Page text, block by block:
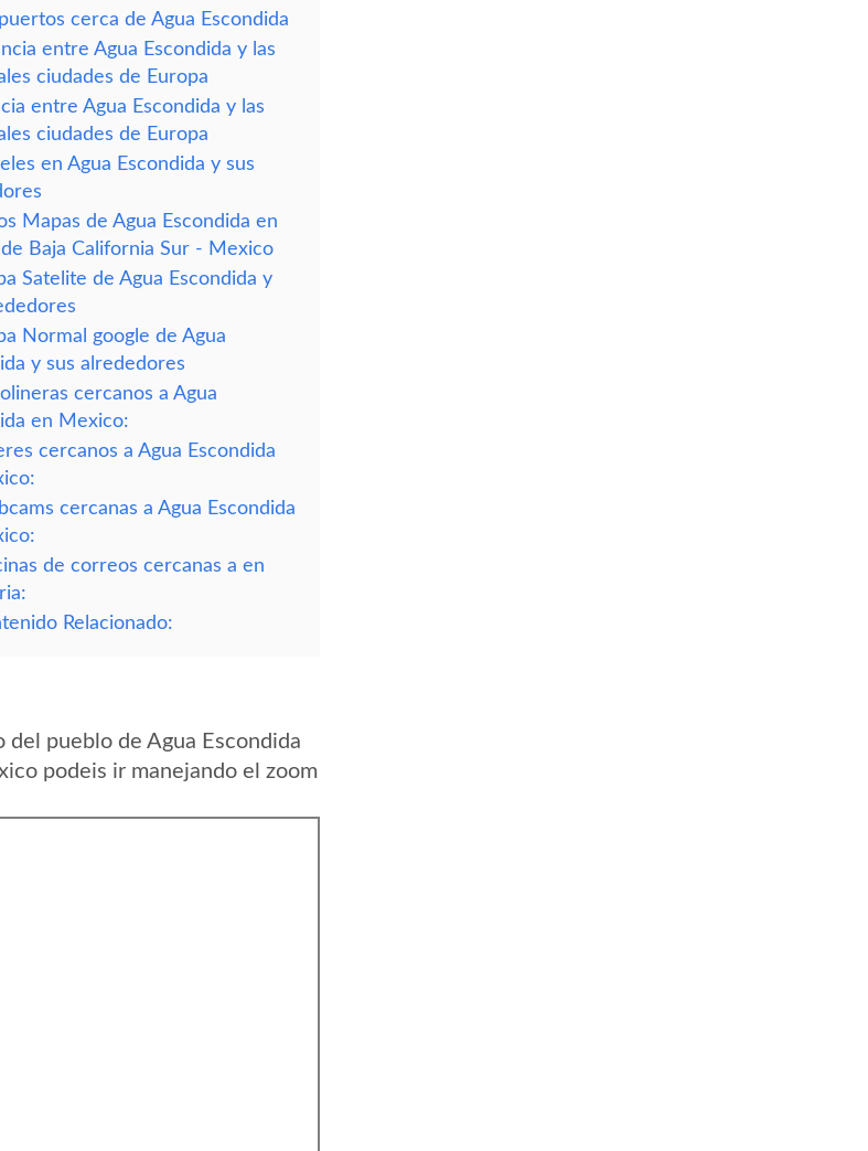
cerca de Agua Escondida
entre Agua Escondida y las
ciudades de Europa
entre Agua Escondida y las
ciudades de Europa
en Agua Escondida y sus
Mapas de Agua Escondida en
de Baja California Sur - Mexico
Satelite de Agua Escondida y
Normal google de Agua
y sus alrededores
cercanos a Agua
en Mexico:
cercanos a Agua Escondida
cercanas a Agua Escondida
de correos cercanas a en
Relacionado:
pueblo de Agua Escondida
podeis ir manejando el zoom